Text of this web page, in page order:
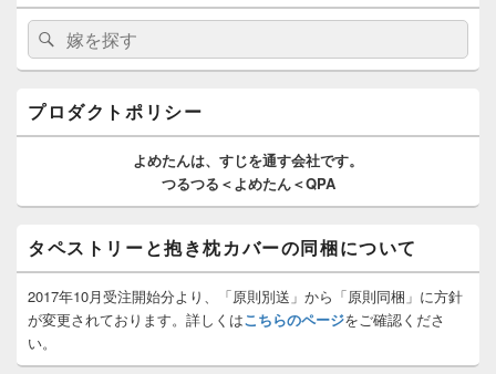
ン
サ
ド
ー
ッ
エ
リ
ア
検
索:
検
索
プロダクトポリシー
よめたんは、 すじを通す会社です。
つるつる＜よめたん＜QPA
タペストリーと抱き枕カバーの同梱について
2017年10月受注開始分より、「原則別送」から「原則同梱」に方針
が変更されております。詳しくはこちらのページをご確認くださ
い。